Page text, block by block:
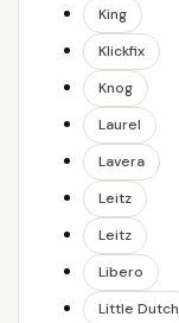
King
Klickfix
Knog
Laurel
Lavera
Leitz
Leitz
Libero
Little Dutch